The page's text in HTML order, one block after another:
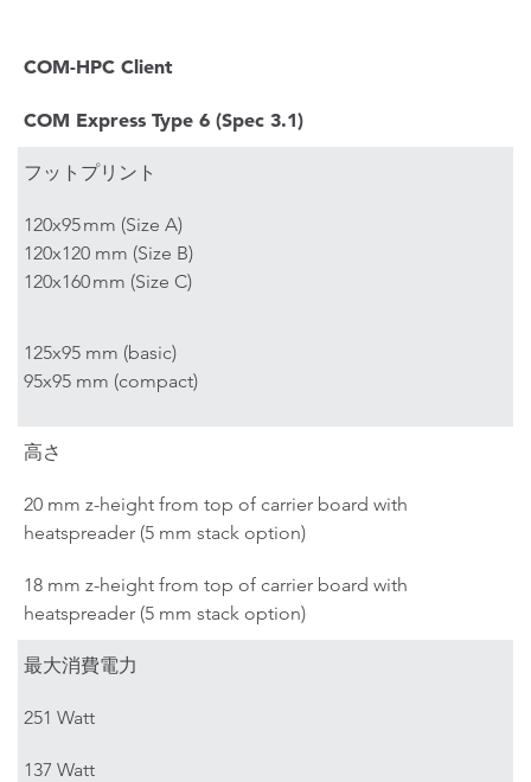
COM-HPC Client
COM Express Type 6 (Spec 3.1)
フットプリント
120x95 mm (Size A)
120x120 mm (Size B)
120x160 mm (Size C)
125x95 mm (basic)
95x95 mm (compact)
高さ
20 mm z-height from top of carrier board with
heatspreader (5 mm stack option)
18 mm z-height from top of carrier board with
heatspreader (5 mm stack option)
最大消費電力
251 Watt
137 Watt